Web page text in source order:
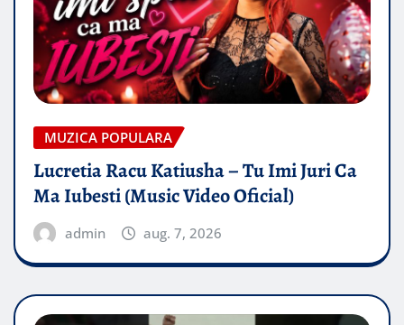
MUZICA POPULARA
Lucretia Racu Katiusha – Tu Imi Juri Ca
Ma Iubesti (Music Video Oficial)
admin aug. 7, 2026